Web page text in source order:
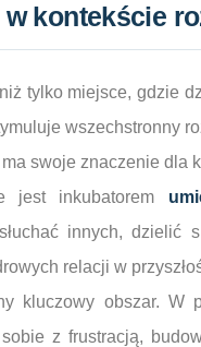
kontekście
tylko miejsce, gdzie
wszechstronny
swoje znaczenie dla
jest inkubatorem
innych, dzielić
relacji w
kluczowy obszar. W
z frustracją,